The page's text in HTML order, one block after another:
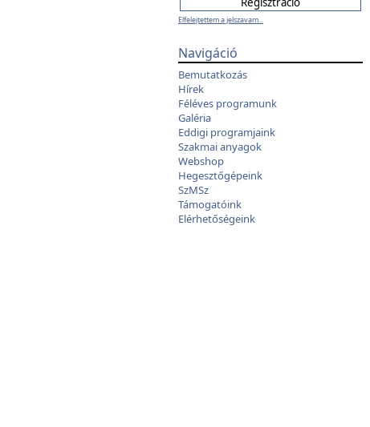
Elfelejtettem a jelszavam...
Navigáció
Bemutatkozás
Hírek
Féléves programunk
Galéria
Eddigi programjaink
Szakmai anyagok
Webshop
Hegesztőgépeink
SzMSz
Támogatóink
Elérhetőségeink